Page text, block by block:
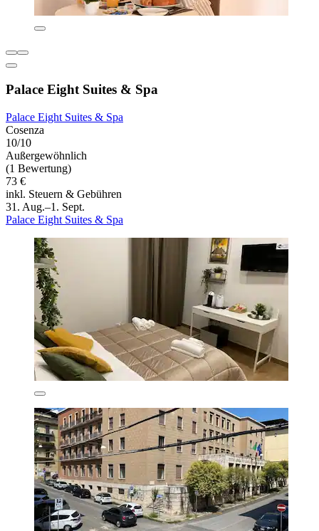
Palace Eight Suites & Spa
Palace Eight Suites & Spa
Cosenza
10/10
Außergewöhnlich
(1 Bewertung)
73 €
inkl. Steuern & Gebühren
31. Aug.–1. Sept.
Palace Eight Suites & Spa